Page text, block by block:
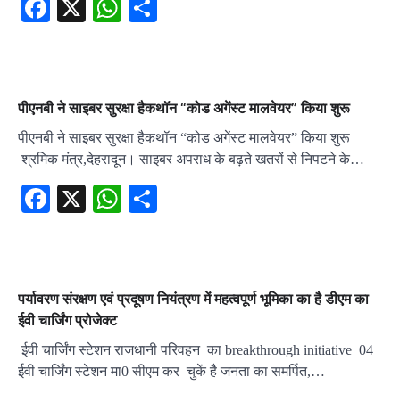
Facebook
X WhatsApp
पीएनबी ने साइबर सुरक्षा हैकथॉन “कोड अगेंस्ट मालवेयर” किया शुरू
पीएनबी ने साइबर सुरक्षा हैकथॉन “कोड अगेंस्ट मालवेयर” किया शुरू
श्रमिक मंत्र,देहरादून। साइबर अपराध के बढ़ते खतरों से निपटने के…
Facebook
X WhatsApp
पर्यावरण संरक्षण एवं प्रदूषण नियंत्रण में महत्वपूर्ण भूमिका का है डीएम का
ईवी चार्जिंग प्रोजेक्ट
ईवी चार्जिंग स्टेशन राजधानी परिवहन का breakthrough initiative 04
ईवी चार्जिंग स्टेशन मा0 सीएम कर चुकें है जनता का समर्पित,…